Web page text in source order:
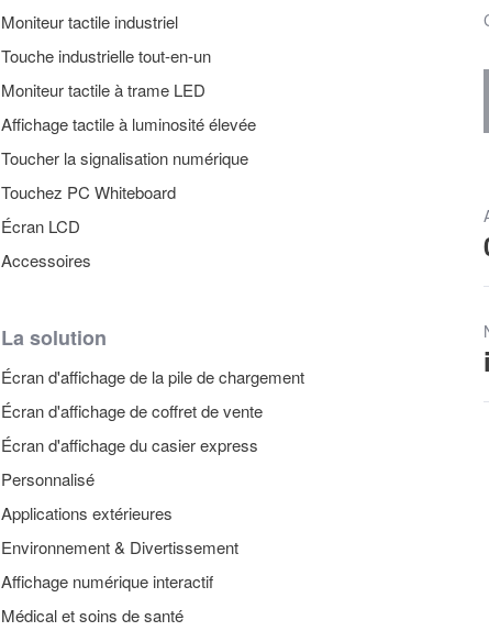
Moniteur tactile industriel
Touche industrielle tout-en-un
Moniteur tactile à trame LED
Affichage tactile à luminosité élevée
Toucher la signalisation numérique
Touchez PC Whiteboard
Écran LCD
Accessoires
La solution
Écran d'affichage de la pile de chargement
Écran d'affichage de coffret de vente
Écran d'affichage du casier express
Personnalisé
Applications extérieures
Environnement & Divertissement
Affichage numérique interactif
Médical et soins de santé